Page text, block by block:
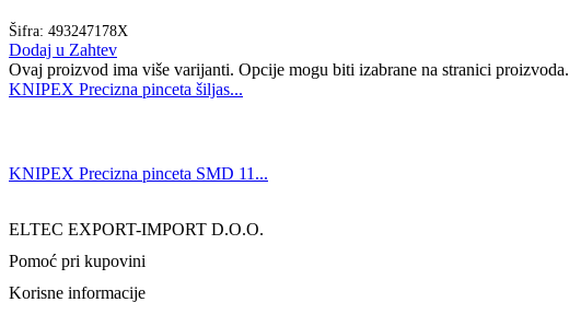
Šifra: 493247178X
Dodaj u Zahtev
Ovaj proizvod ima više varijanti. Opcije mogu biti izabrane na stranici proizvoda.
KNIPEX Precizna pinceta šiljas...
KNIPEX Precizna pinceta SMD 11...
ELTEC EXPORT-IMPORT D.O.O.
Pomoć pri kupovini
Korisne informacije